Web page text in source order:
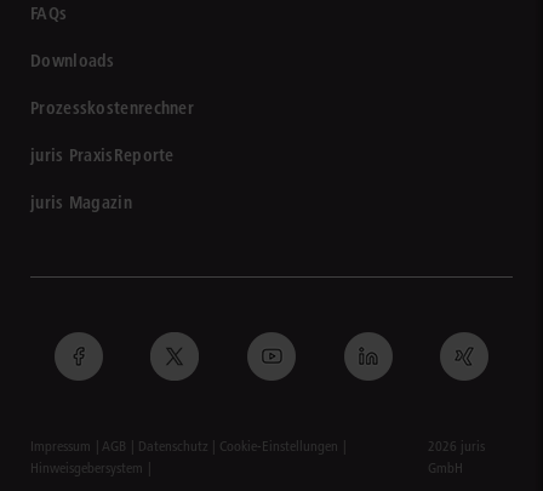
FAQs
Downloads
Prozesskostenrechner
juris PraxisReporte
juris Magazin
Impressum AGB Datenschutz
Cookie-Einstellungen
Hinweisgebersystem
2026 juris
GmbH